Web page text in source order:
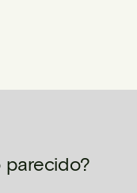
parecido?